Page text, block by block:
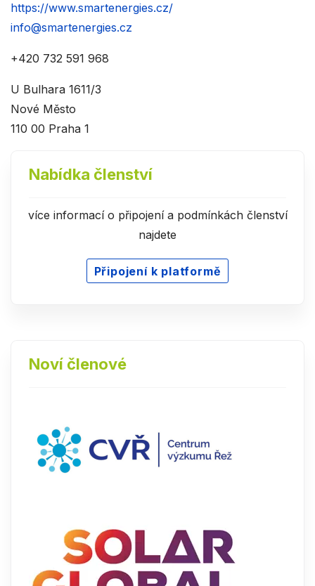
https://www.smartenergies.cz/
info@smartenergies.cz
+420 732 591 968
U Bulhara 1611/3
Nové Město
110 00 Praha 1
Nabídka členství
více informací o připojení a podmínkách členství
najdete
Připojení k platformě
Noví členové